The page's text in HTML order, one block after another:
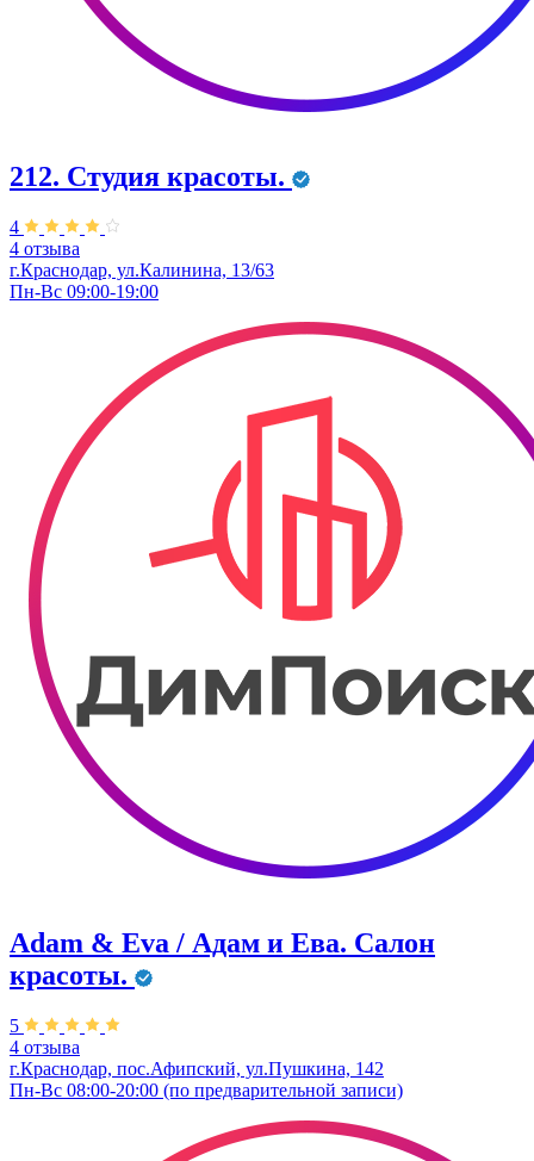
212. Студия красоты.
4
4 отзыва
г.Краснодар, ул.Калинина, 13/63
Пн-Вс 09:00-19:00
Adam & Eva / Адам и Ева. Салон
красоты.
5
4 отзыва
г.Краснодар, пос.Афипский, ул.Пушкина, 142
Пн-Вс 08:00-20:00 (по предварительной записи)